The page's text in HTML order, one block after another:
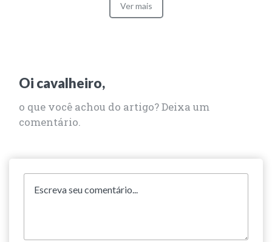
Ver mais
Oi cavalheiro,
o que você achou do artigo? Deixa um
comentário.